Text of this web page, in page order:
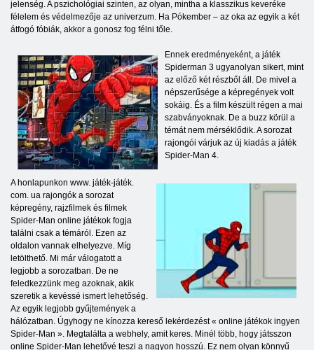
jelenség. A pszichológiai szinten, az olyan, mintha a klasszikus keveréke
félelem és védelmezője az univerzum. Ha Pókember – az oka az egyik a két
átfogó fóbiák, akkor a gonosz fog félni tőle.
Ennek eredményeként, a játék
Spiderman 3 ugyanolyan sikert, mint
az előző két részből áll. De mivel a
népszerűsége a képregények volt
sokáig. És a film készült régen a mai
szabványoknak. De a buzz körül a
témát nem mérséklődik. A sorozat
rajongói várjuk az új kiadás a játék
Spider-Man 4.
A honlapunkon www. játék-játék.
com. ua rajongók a sorozat
képregény, rajzfilmek és filmek
Spider-Man online játékok fogja
találni csak a témáról. Ezen az
oldalon vannak elhelyezve. Míg
letölthető. Mi már válogatott a
legjobb a sorozatban. De ne
feledkezzünk meg azoknak, akik
szeretik a kevéssé ismert lehetőség.
Az egyik legjobb gyűjtemények a
hálózatban. Úgyhogy ne kínozza kereső lekérdezést « online játékok ingyen
Spider-Man ». Megtalálta a webhely, amit keres. Minél több, hogy játsszon
online Spider-Man lehetővé teszi a nagyon hosszú. Ez nem olyan könnyű